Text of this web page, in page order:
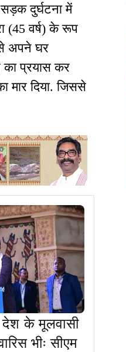
सड़क दुर्घटना में
(45 वर्ष) के रूप
अपने घर
का प्रयास कर
मार दिया. जिससे
देश के मूलवासी
भीः सीएम